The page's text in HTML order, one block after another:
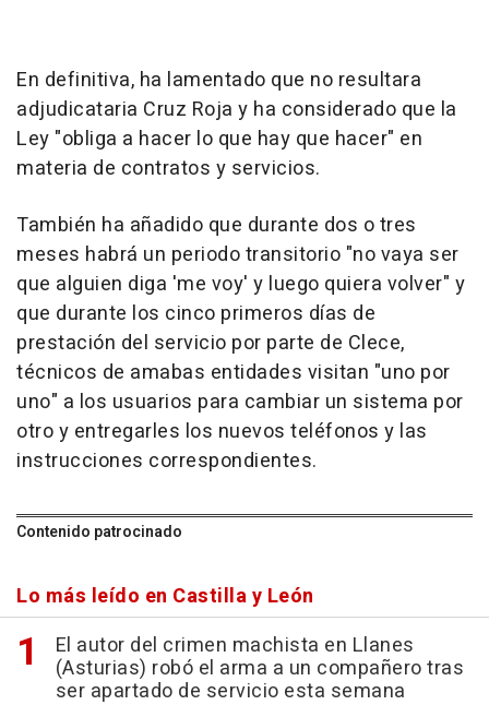
En definitiva, ha lamentado que no resultara
adjudicataria Cruz Roja y ha considerado que la
Ley "obliga a hacer lo que hay que hacer" en
materia de contratos y servicios.
También ha añadido que durante dos o tres
meses habrá un periodo transitorio "no vaya ser
que alguien diga 'me voy' y luego quiera volver" y
que durante los cinco primeros días de
prestación del servicio por parte de Clece,
técnicos de amabas entidades visitan "uno por
uno" a los usuarios para cambiar un sistema por
otro y entregarles los nuevos teléfonos y las
instrucciones correspondientes.
Contenido patrocinado
Lo más leído en Castilla y León
El autor del crimen machista en Llanes
(Asturias) robó el arma a un compañero tras
ser apartado de servicio esta semana